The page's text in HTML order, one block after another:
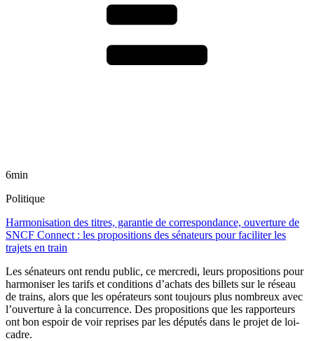
6min
Politique
Harmonisation des titres, garantie de correspondance, ouverture de
SNCF Connect : les propositions des sénateurs pour faciliter les
trajets en train
Les sénateurs ont rendu public, ce mercredi, leurs propositions pour
harmoniser les tarifs et conditions d’achats des billets sur le réseau
de trains, alors que les opérateurs sont toujours plus nombreux avec
l’ouverture à la concurrence. Des propositions que les rapporteurs
ont bon espoir de voir reprises par les députés dans le projet de loi-
cadre.